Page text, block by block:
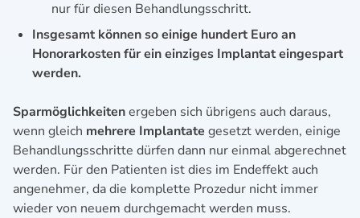
nur für diesen Behandlungsschritt.
Insgesamt können so einige hundert Euro an
Honorarkosten für ein einziges Implantat eingespart
werden.
Sparmöglichkeitenergeben sich übrigens auch daraus,
wenn gleich mehrere Implantate gesetzt werden, einige
Behandlungsschritte dürfen dann nur einmal abgerechnet
werden. Für den Patienten ist dies im Endeffekt auch
angenehmer, da die komplette Prozedur nicht immer
wieder von neuem durchgemacht werden muss.